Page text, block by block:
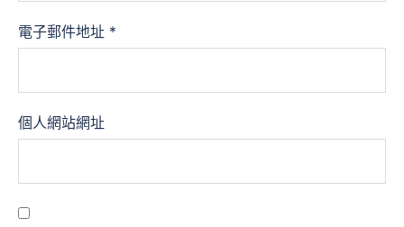
電子郵件地址 *
個人網站網址